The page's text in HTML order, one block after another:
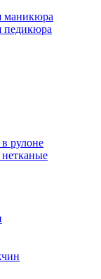
маникюра
педикюра
рулоне